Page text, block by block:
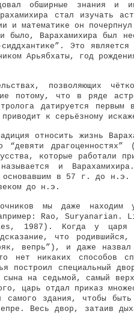
обширные знания
стал изучать
и математике он
Варахамихира был
Это
Арьябхаты, год
позволяющих
потому, что в ряде
датируется
к серьёзному
относить жизнь
“девяти драгоценностях” (
которые работали
и
основавшим в 57 г. до н.э.
до н.э.
мы даже находим
Rao,
1987). Когда у царя
что
вепрь”), и даже
нет никаких способов
построил специальный
сына на седьмой, самый
царь отдал приказ
самого здания, чтобы
Весь двор, затаив